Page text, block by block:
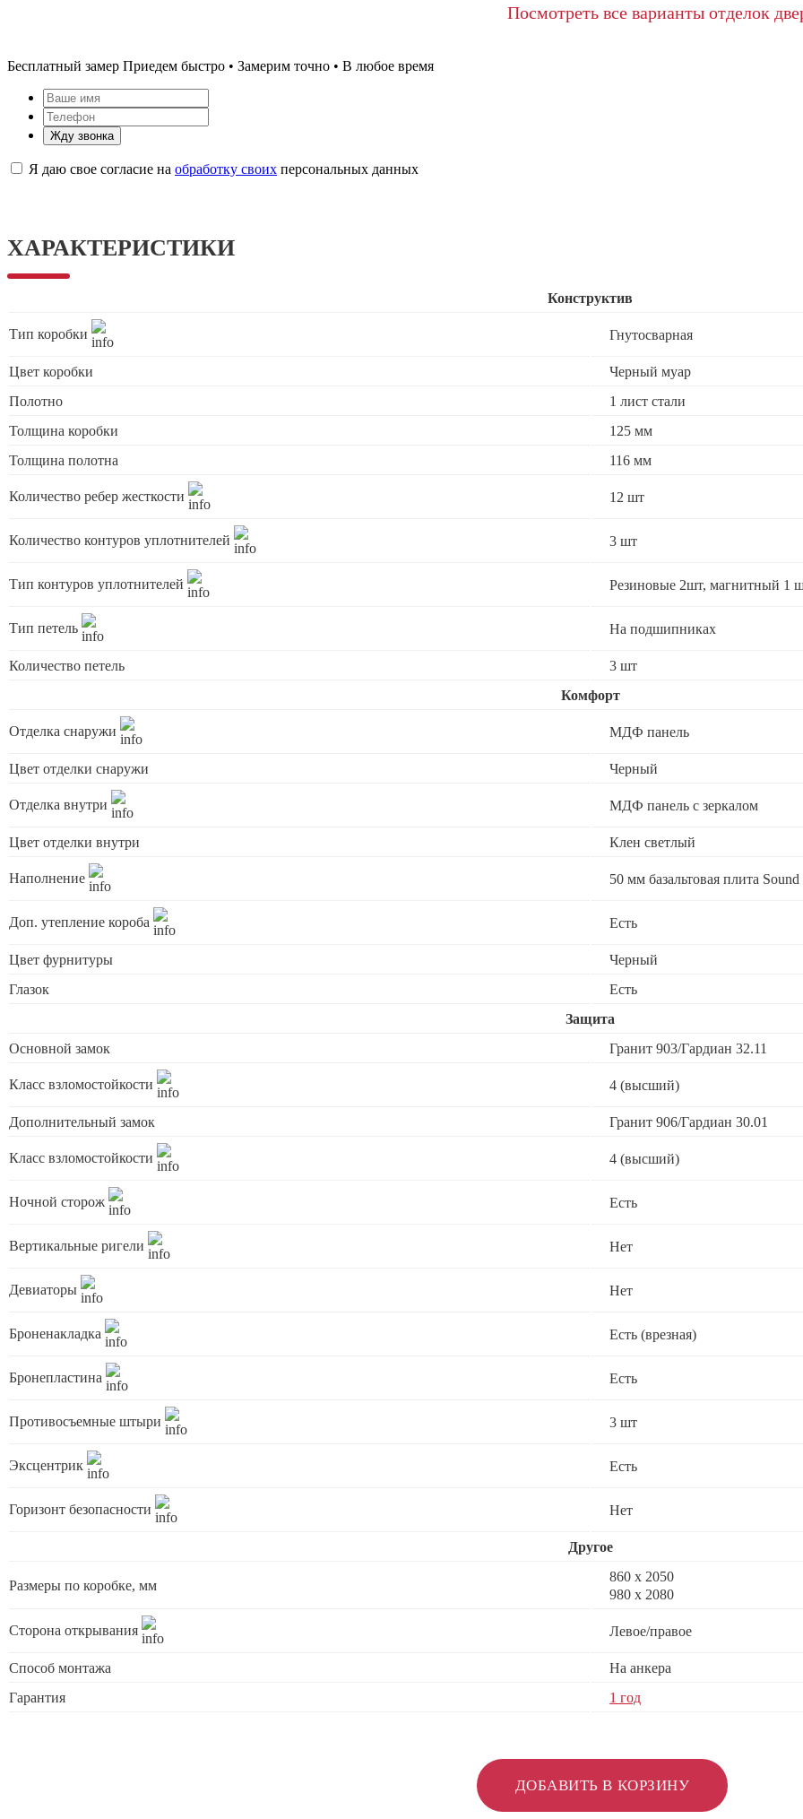
Посмотреть все варианты отделок
Бесплатный замер Приедем быстро • Замерим точно • В любое время
Жду звонка
Я даю свое согласие на обработку своих персональных данных
ХАРАКТЕРИСТИКИ
Конструктив
Тип коробки Гнутосварная
Цвет коробки
Черный муар
Полотно
1 лист стали
Толщина коробки
125 мм
Толщина полотна
116 мм
Количество ребер жесткости 12 шт
Количество контуров уплотнителей 3 шт
Тип контуров уплотнителей Резиновые 2шт, магнитный 1
Тип петель На подшипниках
Количество петель
3 шт
Комфорт
Отделка снаружи МДФ панель
Цвет отделки снаружи Черный
Отделка внутри МДФ панель с зеркалом
Цвет отделки внутри Клен светлый
Наполнение 50 мм базальтовая плита
Доп. утепление короба Есть
Цвет фурнитуры
Черный
Глазок
Есть
Защита
Основной замок
Гранит 903/Гардиан 32.11
Класс взломостойкости 4 (высший)
Дополнительный замок Гранит 906/Гардиан 30.01
Класс взломостойкости 4 (высший)
Ночной сторож Есть
Вертикальные ригели Нет
Девиаторы Нет
Броненакладка Есть (врезная)
Бронепластина Есть
Противосъемные штыри 3 шт
Эксцентрик Есть
Горизонт безопасности Нет
Другое
Размеры по коробке, мм
860 х 2050
980 x 2080
Сторона открывания Левое/правое
Способ монтажа
На анкера
Гарантия
1 год
ДОБАВИТЬ В КОРЗИНУ